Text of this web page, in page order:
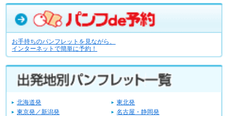
お手持ちのパンフレットを見ながら、
インターネットで簡単に予約！
北海道発
東北発
東京発／新潟発
名古屋・静岡発